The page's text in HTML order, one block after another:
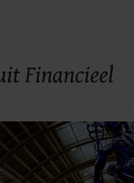
Financieel